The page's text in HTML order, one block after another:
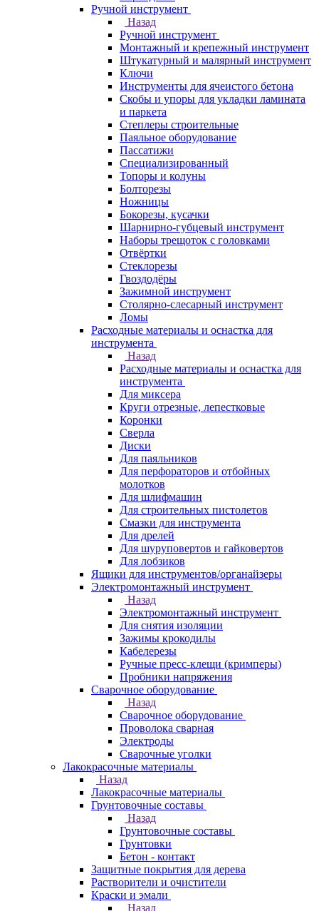
Ручной инструмент
Назад
Ручной инструмент
Монтажный и крепежный инструмент
Штукатурный и малярный инструмент
Ключи
Инструменты для ячеистого бетона
Скобы и упоры для укладки ламината
и паркета
Степлеры строительные
Паяльное оборудование
Пассатижи
Специализированный
Топоры и колуны
Болторезы
Ножницы
Бокорезы, кусачки
Шарнирно-губцевый инструмент
Наборы трещоток с головками
Отвёртки
Стеклорезы
Гвоздодёры
Зажимной инструмент
Столярно-слесарный инструмент
Ломы
Расходные материалы и оснастка для
инструмента
Назад
Расходные материалы и оснастка для
инструмента
Для миксера
Круги отрезные, лепестковые
Коронки
Сверла
Диски
Для паяльников
Для перфораторов и отбойных
молотков
Для шлифмашин
Для строительных пистолетов
Смазки для инструмента
Для дрелей
Для шуруповертов и гайковертов
Для лобзиков
Ящики для инструментов/органайзеры
Электромонтажный инструмент
Назад
Электромонтажный инструмент
Для снятия изоляции
Зажимы крокодилы
Кабелерезы
Ручные пресс-клещи (кримперы)
Пробники напряжения
Сварочное оборудование
Назад
Сварочное оборудование
Проволока сварная
Электроды
Сварочные уголки
Лакокрасочные материалы
Назад
Лакокрасочные материалы
Грунтовочные составы
Назад
Грунтовочные составы
Грунтовки
Бетон - контакт
Защитные покрытия для дерева
Растворители и очистители
Краски и эмали
Назад